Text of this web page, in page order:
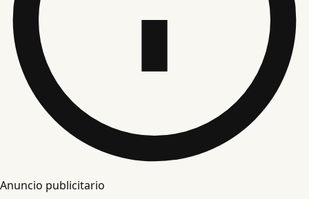
Anuncio publicitario